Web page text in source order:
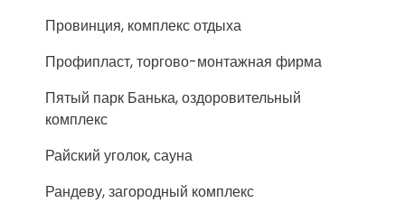
Провинция, комплекс отдыха
Профипласт, торгово-монтажная фирма
Пятый парк Банька, оздоровительный
комплекс
Райский уголок, сауна
Рандеву, загородный комплекс